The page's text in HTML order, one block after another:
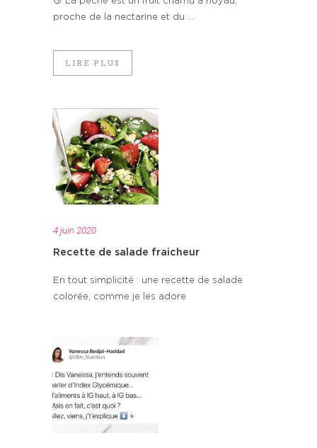
proche de la nectarine et du ...
LIRE PLUS
4 juin 2020
Recette de salade fraicheur
En tout simplicité : une recette de salade
colorée, comme je les adore